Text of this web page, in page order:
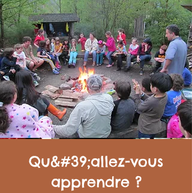
Qu&#39;allez-vous
apprendre ?